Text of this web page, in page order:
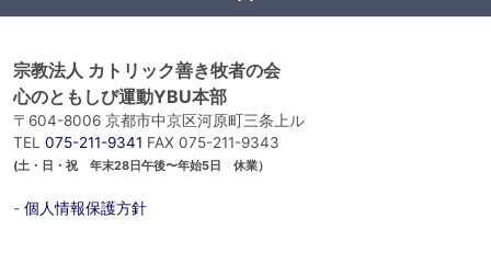
宗教法人 カトリック善き牧者の会
心のともしび運動YBU本部
〒604-8006 京都市中京区河原町三条上ル
TEL 075-211-9341 FAX 075-211-9343
(土・日・祝 年末28日午後〜年始5日 休業）
- 個人情報保護方針